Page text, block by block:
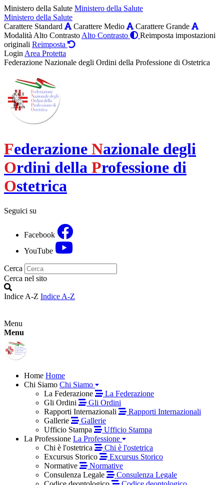
Ministero della Salute Ministero della Salute
Ministero della Salute
Carattere Standard
Carattere Medio
Carattere Grande
Modalità Alto Contrasto Alto Contrasto
Reimposta impostazioni
originali Reimposta
Login Area Protetta
Federazione Nazionale degli Ordini della Professione di Ostetrica
Federazione Nazionale degli
Ordini della Professione di
Ostetrica
Seguici su
Facebook
YouTube
Cerca
Cerca nel sito
Indice A-Z Indice A-Z
Menu
Menu
Home Home
Chi Siamo Chi Siamo
La Federazione
La Federazione
Gli Ordini
Gli Ordini
Rapporti Internazionali
Rapporti Internazionali
Gallerie
Gallerie
Ufficio Stampa
Ufficio Stampa
La Professione La Professione
Chi è l'ostetrica
Chi è l'ostetrica
Excursus Storico
Excursus Storico
Normative
Normative
Consulenza Legale
Consulenza Legale